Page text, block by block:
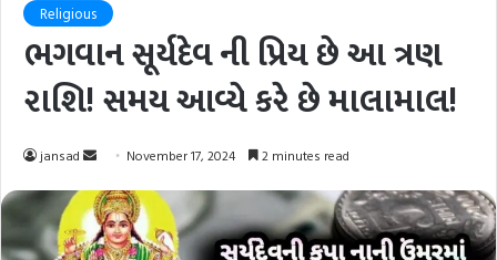
Religious
ભગવાન સૂર્યદેવ ની પ્રિય છે આ ત્રણ
રાશિ! સમય આવ્યે કરે છે માલામાલ!
jansad
Send
email
November 17, 2024 2 minutes read